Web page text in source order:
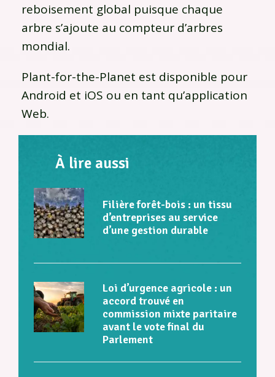
reboisement global puisque chaque
arbre s’ajoute au compteur d’arbres
mondial.
Plant-for-the-Planet est disponible pour
Android et iOS ou en tant qu’application
Web.
À lire aussi
Filière forêt-bois : un tissu
d’entreprises au service
d’une gestion durable
Loi d’urgence agricole : un
accord trouvé en
commission mixte paritaire
avant le vote final du
Parlement